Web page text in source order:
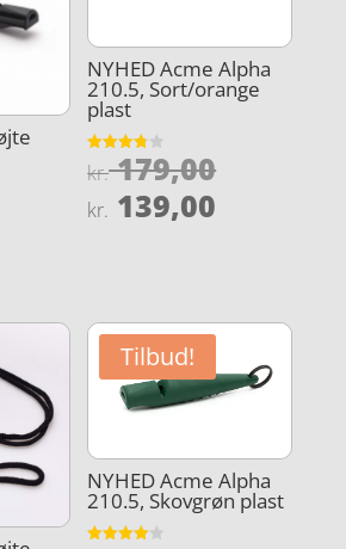
kr. 149,00.
119,00.
NYHED Acme Alpha
210.5, Sort/orange
plast
Vurderet
3.8
kr.179,00Den
kr. 139,00
kr.
Tilbud!
NYHED Acme Alpha
210.5, Skovgrøn plast